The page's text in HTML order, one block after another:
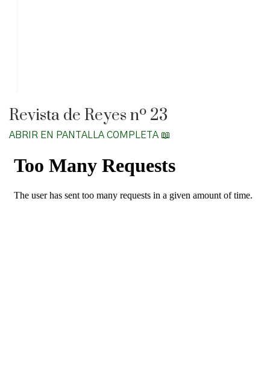
Revista de Reyes nº 23
ABRIR EN PANTALLA COMPLETA 📖